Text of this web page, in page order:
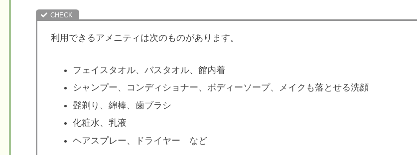
利用できるアメニティは次のものがあります。
フェイスタオル、バスタオル、館内着
シャンプー、コンディショナー、ボディーソープ、メイクも落とせる洗顔
髭剃り、綿棒、歯ブラシ
化粧水、乳液
ヘアスプレー、ドライヤー など